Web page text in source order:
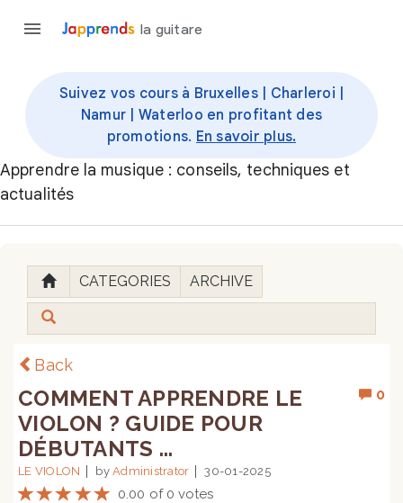
la guitare
Suivez vos cours à Bruxelles | Charleroi |
Namur | Waterloo en profitant des
promotions. En savoir plus.
Apprendre la musique : conseils, techniques et
actualités
CATEGORIES ARCHIVE
Back
0
COMMENT APPRENDRE LE
VIOLON ? GUIDE POUR
DÉBUTANTS ...
LE VIOLON byAdministrator 30-01-2025
0.00 of 0 votes